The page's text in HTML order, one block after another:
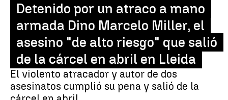
Detenido por un atraco a mano
armada Dino Marcelo Miller, el
asesino "de alto riesgo" que salió
de la cárcel en abril en Lleida
El violento atracador y autor de dos
asesinatos cumplió su pena y salió de la